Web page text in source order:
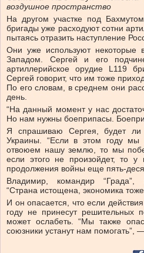
воздушное пространство
На другом участке под
бригады уже расходуют сотни
пытаясь отразить наступление
Они уже используют некоторые
Западом. Сергей и его
артиллерийское орудие L119
Сергей говорит, что им тоже
По его словам, в среднем они
день.
“На данный момент у нас
Но нам нужны боеприпасы.
Я спрашиваю Сергея, будет
Украины. “Если в этом году мы
отвоюем нашу землю, то мы
если этого не произойдет, то
продолжения войны еще пять-
Владимир, командир
“Страна истощена, экономика
И он опасается, что если
году не принесут решительных
может ослабеть. “Мы также
союзники устанут нам помогать”,